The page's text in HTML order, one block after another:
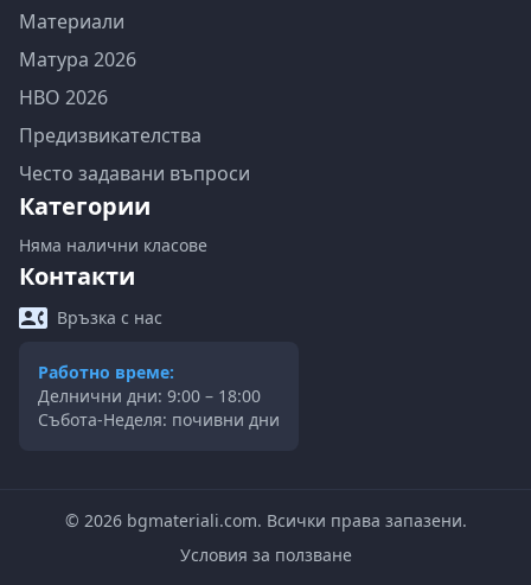
Материали
Матура 2026
НВО 2026
Предизвикателства
Често задавани въпроси
Категории
Няма налични класове
Контакти
Връзка с нас
Работно време:
Делнични дни: 9:00 – 18:00
Събота-Неделя: почивни дни
© 2026bgmateriali.com. Всички права запазени.
Условия за ползване